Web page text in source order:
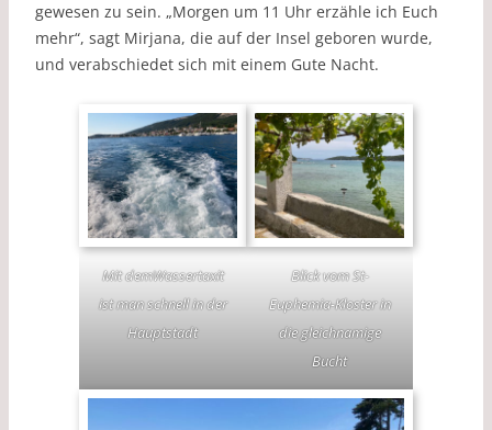
gewesen zu sein. „Morgen um 11 Uhr erzähle ich Euch
mehr“, sagt Mirjana, die auf der Insel geboren wurde,
und verabschiedet sich mit einem Gute Nacht.
Mit demWassertaxit
ist man schnell in der
Hauptstadt
Blick vom St-
Euphemia-Kloster in
die gleichnamige
Bucht